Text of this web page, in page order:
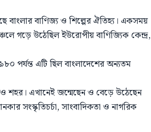
বাংলার বাণিজ্য ও শিল্পের ঐতিহ্য। একসময়
গড়ে উঠেছিল ইউরোপীয় বাণিজ্যিক কেন্দ্র,
পর্যন্ত এটি ছিল বাংলাদেশের অন্যতম
শহর। এখানেই জন্মেছেন ও বেড়ে উঠেছেন
সংস্কৃতিচর্চা, সাংবাদিকতা ও নাগরিক